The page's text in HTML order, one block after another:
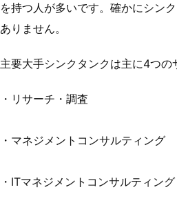
を持つ人が多いです。確かにシン
ありません。
主要大手シンクタンクは主に4つの
・リサーチ・調査
・マネジメントコンサルティング
・ITマネジメントコンサルティング